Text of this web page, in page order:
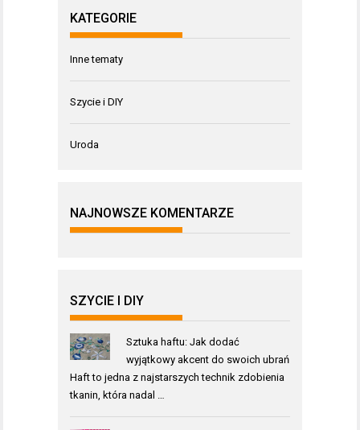
KATEGORIE
Inne tematy
Szycie i DIY
Uroda
NAJNOWSZE KOMENTARZE
SZYCIE I DIY
Sztuka haftu: Jak dodać
wyjątkowy akcent do swoich ubrań
Haft to jedna z najstarszych technik zdobienia
tkanin, która nadal …